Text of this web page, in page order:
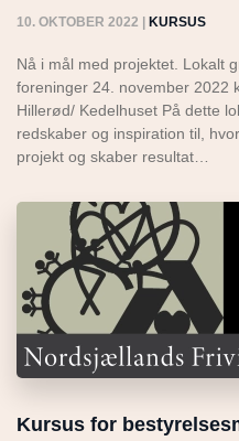
10. OKTOBER 2022 KURSUS
Nå i mål med projektet. Lokalt
foreninger 24. november 2022
Hillerød/ Kedelhuset På dette
redskaber og inspiration til,
projekt og skaber resultat…
Kursus for